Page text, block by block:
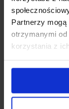
Partnerzy mogą
otrzymanymi
korzystania z
kapselit
4.8